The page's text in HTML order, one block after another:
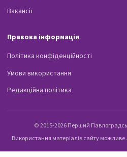
Вакансії
Правова інформація
Політика конфіденційності
Умови використання
Редакційна політика
© 2015-2026 Перший
Використання матеріалів сайту можливе